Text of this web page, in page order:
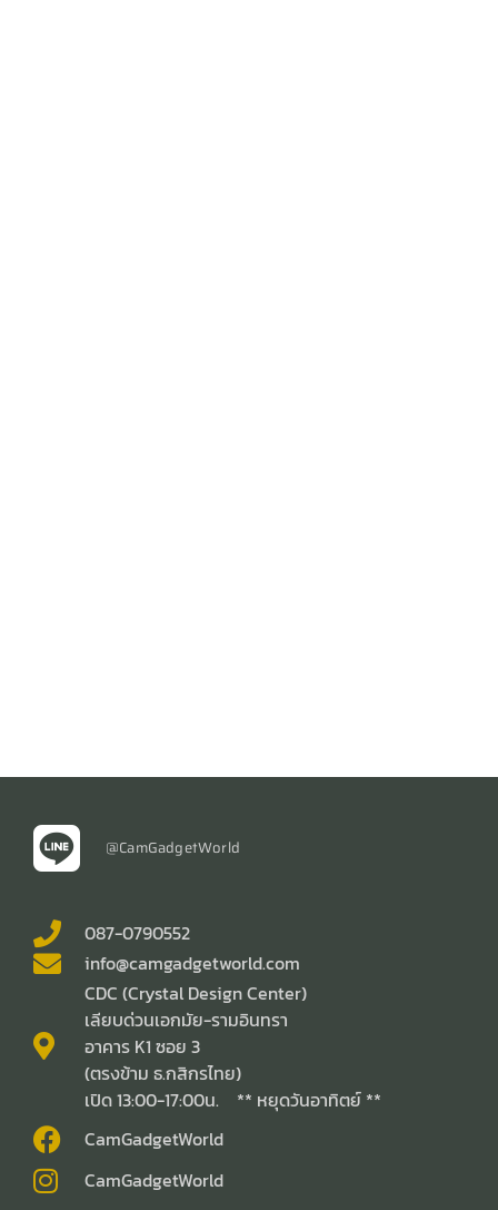
@CamGadgetWorld
087-0790552
info@camgadgetworld.com
CDC (Crystal Design Center)
เลียบด่วนเอกมัย-รามอินทรา
อาคาร K1 ซอย 3
(ตรงข้าม ธ.กสิกรไทย)
เปิด 13:00-17:00น. ** หยุดวันอาทิตย์ **
CamGadgetWorld
CamGadgetWorld